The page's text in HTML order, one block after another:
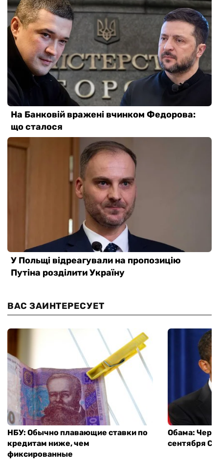
ВАС ЗАИНТЕРЕСУЕТ
НБУ: Обычно плавающие ставки по
кредитам ниже, чем
фиксированные
Обама:
сентября